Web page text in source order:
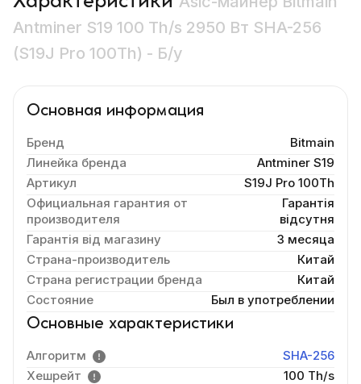
Antminer S19 100 Th/s 2950 Вт SHA-256
(S19J Pro 100Th) - Б/у
Основная информация
Бренд
Bitmain
Линейка бренда
Antminer S19
Артикул
S19J Pro 100Th
Официальная гарантия от
производителя
Гарантія
відсутня
Гарантія від магазину
3 месяца
Страна-производитель
Китай
Страна регистрации бренда
Китай
Состояние
Был в употреблении
Основные характеристики
Алгоритм
SHA-256
Хешрейт
100 Th/s